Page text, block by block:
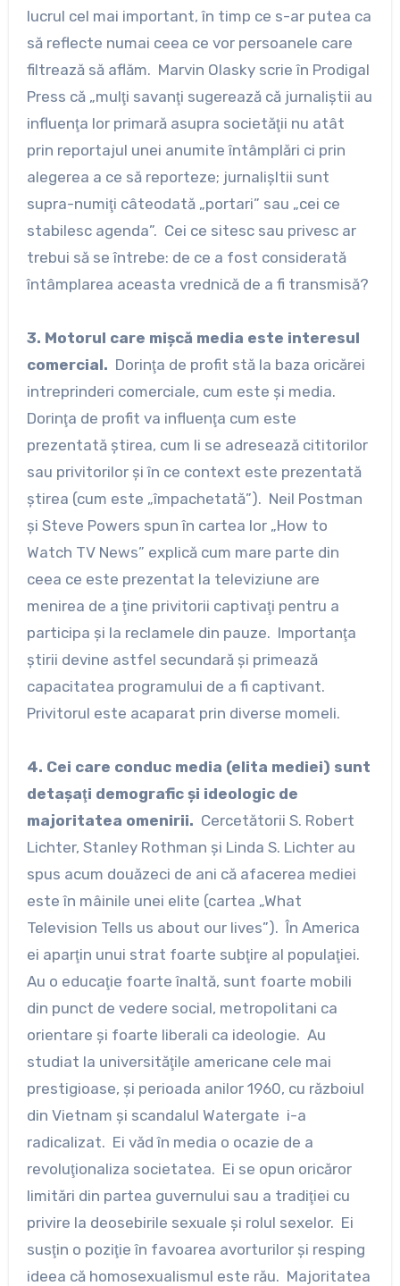
lucrul cel mai important, în timp ce s-ar putea ca
să reflecte numai ceea ce vor persoanele care
filtrează să aflăm. Marvin Olasky scrie în Prodigal
Press că „mulţi savanţi sugerează că jurnaliştii au
influenţa lor primară asupra societăţii nu atât
prin reportajul unei anumite întâmplări ci prin
alegerea a ce să reporteze; jurnalişltii sunt
supra-numiţi câteodată „portari” sau „cei ce
stabilesc agenda”. Cei ce sitesc sau privesc ar
trebui să se întrebe: de ce a fost considerată
întâmplarea aceasta vrednică de a fi transmisă?
3. Motorul care mişcă media este interesul
comercial. Dorinţa de profit stă la baza oricărei
intreprinderi comerciale, cum este şi media.
Dorinţa de profit va influenţa cum este
prezentată ştirea, cum li se adresează cititorilor
sau privitorilor şi în ce context este prezentată
ştirea (cum este „împachetată”). Neil Postman
şi Steve Powers spun în cartea lor „How to
Watch TV News” explică cum mare parte din
ceea ce este prezentat la televiziune are
menirea de a ţine privitorii captivaţi pentru a
participa şi la reclamele din pauze. Importanţa
ştirii devine astfel secundară şi primează
capacitatea programului de a fi captivant.
Privitorul este acaparat prin diverse momeli.
4. Cei care conduc media (elita mediei) sunt
detaşaţi demografic şi ideologic de
majoritatea omenirii. Cercetătorii S. Robert
Lichter, Stanley Rothman şi Linda S. Lichter au
spus acum douăzeci de ani că afacerea mediei
este în mâinile unei elite (cartea „What
Television Tells us about our lives”). În America
ei aparţin unui strat foarte subţire al populaţiei.
Au o educaţie foarte înaltă, sunt foarte mobili
din punct de vedere social, metropolitani ca
orientare şi foarte liberali ca ideologie. Au
studiat la universităţile americane cele mai
prestigioase, şi perioada anilor 1960, cu războiul
din Vietnam şi scandalul Watergate i-a
radicalizat. Ei văd în media o ocazie de a
revoluţionaliza societatea. Ei se opun oricăror
limitări din partea guvernului sau a tradiţiei cu
privire la deosebirile sexuale şi rolul sexelor. Ei
susţin o poziţie în favoarea avorturilor şi resping
ideea că homosexualismul este rău. Majoritatea